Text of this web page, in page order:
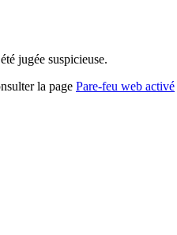
jugée suspicieuse.
la page Pare-feu web activé